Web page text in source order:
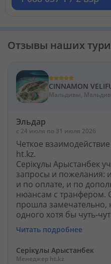
Отзывы наших
CINNAMON
Мальдивы,
Эльдар
c 24 июля по 31 июля 2026
Четкое
ht.kz.
Серікұлы Арыстанбек
запросы и пожелания:
и по оплате, и по
нюансам с транфером.
прошла замечательно,
одного хотя бы чуть-
Читать подробнее
Серікұлы Арыстанбек
Менеджер ht.kz